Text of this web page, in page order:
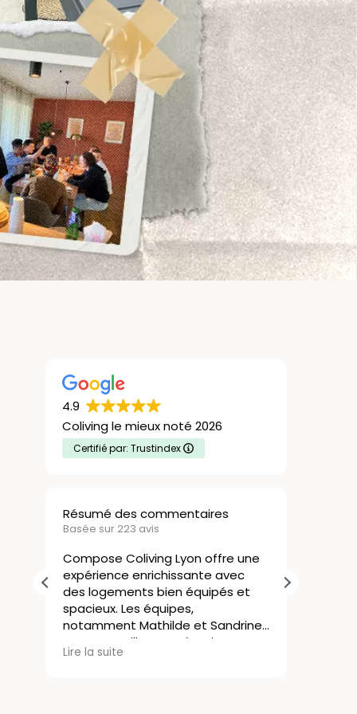
4.9
Coliving le mieux noté 2026
Certifié par: Trustindex
des commentaires
Coliving Lyon offre une
enrichissante avec
bien équipés et
Les équipes,
Mathilde et Sandrine,
réactives et
aux besoins des
est idéale et facilite la
Nicolas Bozza
Le coliving chez
une excellente
rapidement à Lyon